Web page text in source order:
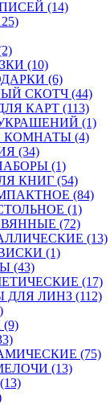
(14)
(10)
(6)
СКОТЧ (44)
КАРТ (113)
(1)
(4)
(34)
(1)
КНИГ (54)
(84)
(1)
(72)
(13)
(1)
(43)
(17)
ЛИНЗ (112)
(75)
(13)